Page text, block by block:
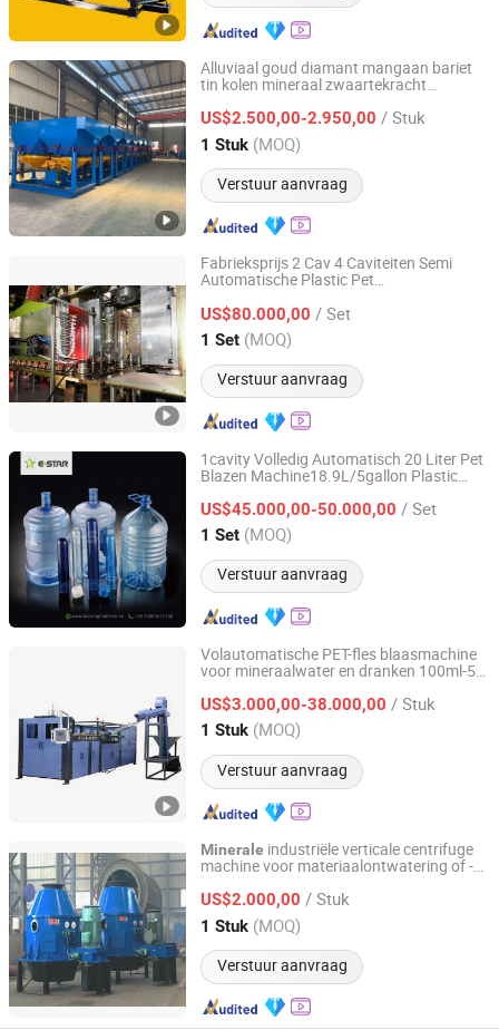
Alluviaal goud diamant mangaan bariet
tin kolen mineraal zwaartekracht
zaagtand golf jig machine
US$2.500,00-2.950,00 / Stuk
1 Stuk (MOQ)
Verstuur aanvraag
Jiangxi Victor International Mining Equipment Co., Ltd.
Jiangxi, China Sinds 2018
Fabrieksprijs 2 Cav 4 Caviteiten Semi
Automatische Plastic Pet
Maken Maker Rekblazen Moulding
Machine
US$80.000,00 / Set
1 Set (MOQ)
Verstuur aanvraag
Jiangxi Zhongyan Intelligent Equipment Co., Ltd.
Jiangxi, China Sinds 2024
1cavity Volledig Automatisch 20 Liter Pet
Blazen Machine18.9L/5gallon Plastic
Mineraalwater Fles Maak Machine
US$45.000,00-50.000,00 / Set
1 Set (MOQ)
Verstuur aanvraag
Taizhou Easy Star Machinery Co., Ltd.
Zhejiang, China Sinds 2022
Volautomatische PET-fles blaasmachine
voor mineraalwater en dranken 100ml-5L
snelheid output
US$3.000,00-38.000,00 / Stuk
1 Stuk (MOQ)
Verstuur aanvraag
ZhangJiaGang HuiLi Machinery Co., Ltd.
Jiangsu, China Sinds 2021
Minerale industriële verticale centrifuge
machine voor materiaalontwatering of -
US$2.000,00 / Stuk
1 Stuk (MOQ)
Verstuur aanvraag
CITICIC Luoyang Heavy Machinery Co., Ltd.
Henan, China Sinds 2015